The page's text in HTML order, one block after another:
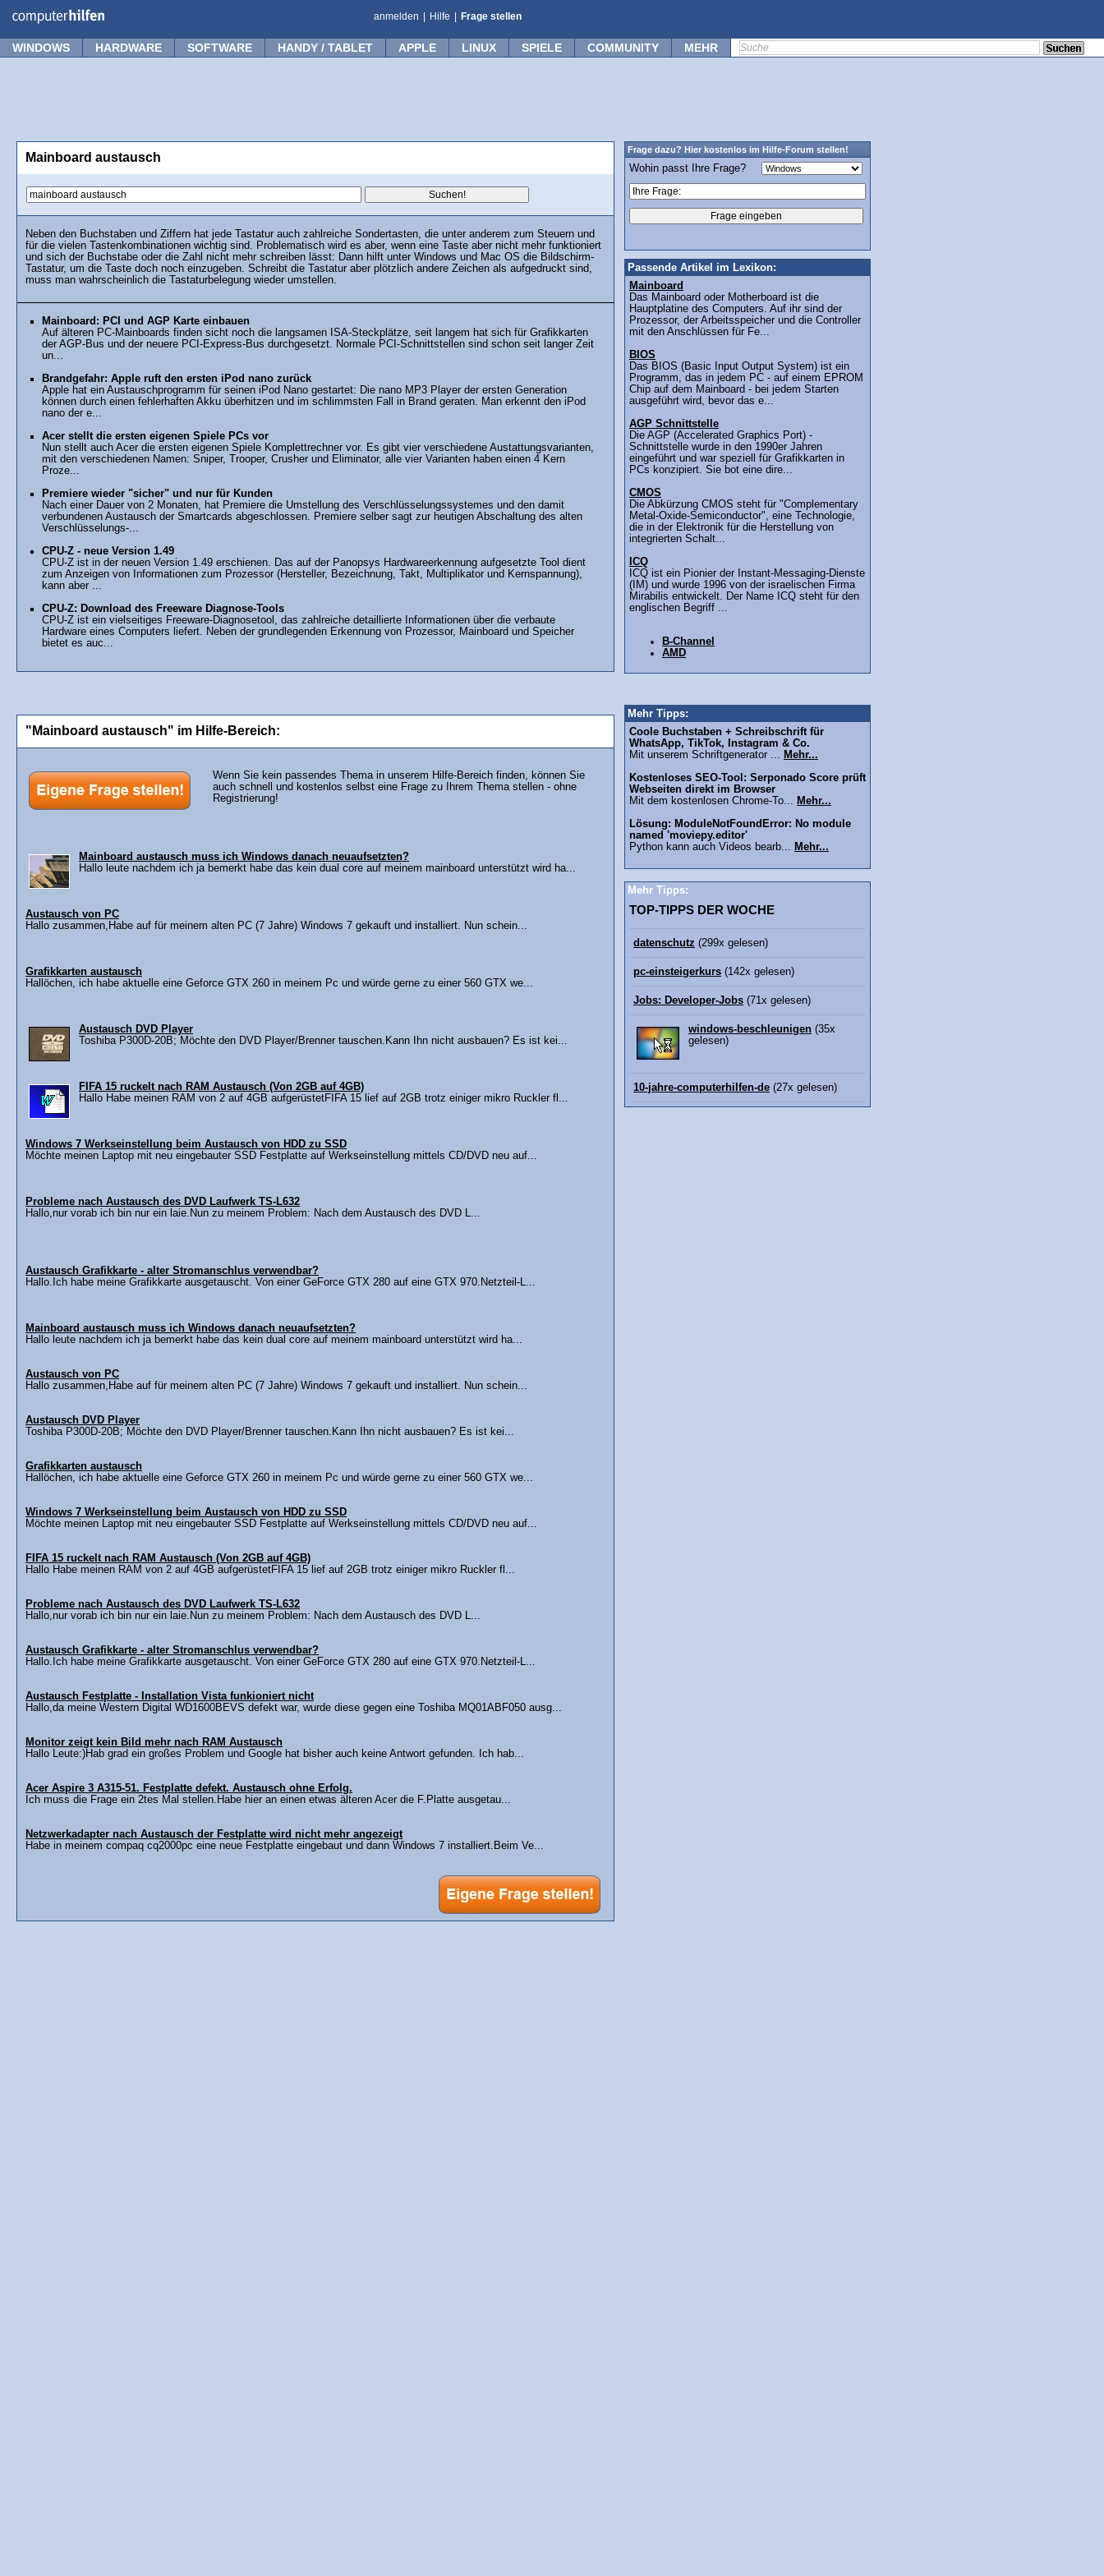
anmelden Hilfe Frage stellen
WINDOWS HARDWARE SOFTWARE HANDY / TABLET APPLE LINUX SPIELE COMMUNITY MEHR
Mainboard austausch
Neben den Buchstaben und Ziffern hat jede Tastatur auch zahlreiche Sondertasten, die unter anderem zum Steuern und
für die vielen Tastenkombinationen wichtig sind. Problematisch wird es aber, wenn eine Taste aber nicht mehr funktioniert
und sich der Buchstabe oder die Zahl nicht mehr schreiben lässt: Dann hilft unter Windows und Mac OS die Bildschirm-
Tastatur, um die Taste doch noch einzugeben. Schreibt die Tastatur aber plötzlich andere Zeichen als aufgedruckt sind,
muss man wahrscheinlich die Tastaturbelegung wieder umstellen.
Mainboard: PCI und AGP Karte einbauen
Auf älteren PC-Mainboards finden sicht noch die langsamen ISA-Steckplätze, seit langem hat sich für Grafikkarten
der AGP-Bus und der neuere PCI-Express-Bus durchgesetzt. Normale PCI-Schnittstellen sind schon seit langer Zeit
un...
Brandgefahr: Apple ruft den ersten iPod nano zurück
Apple hat ein Austauschprogramm für seinen iPod Nano gestartet: Die nano MP3 Player der ersten Generation
können durch einen fehlerhaften Akku überhitzen und im schlimmsten Fall in Brand geraten. Man erkennt den iPod
nano der e...
Acer stellt die ersten eigenen Spiele PCs vor
Nun stellt auch Acer die ersten eigenen Spiele Komplettrechner vor. Es gibt vier verschiedene Austattungsvarianten,
mit den verschiedenen Namen: Sniper, Trooper, Crusher und Eliminator, alle vier Varianten haben einen 4 Kern
Proze...
Premiere wieder "sicher" und nur für Kunden
Nach einer Dauer von 2 Monaten, hat Premiere die Umstellung des Verschlüsselungssystemes und den damit
verbundenen Austausch der Smartcards abgeschlossen. Premiere selber sagt zur heutigen Abschaltung des alten
Verschlüsselungs-...
CPU-Z - neue Version 1.49
CPU-Z ist in der neuen Version 1.49 erschienen. Das auf der Panopsys Hardwareerkennung aufgesetzte Tool dient
zum Anzeigen von Informationen zum Prozessor (Hersteller, Bezeichnung, Takt, Multiplikator und Kernspannung),
kann aber ...
CPU-Z: Download des Freeware Diagnose-Tools
CPU-Z ist ein vielseitiges Freeware-Diagnosetool, das zahlreiche detaillierte Informationen über die verbaute
Hardware eines Computers liefert. Neben der grundlegenden Erkennung von Prozessor, Mainboard und Speicher
bietet es auc...
"Mainboard austausch" im Hilfe-Bereich:
Wenn Sie kein passendes Thema in unserem Hilfe-Bereich finden, können Sie
auch schnell und kostenlos selbst eine Frage zu Ihrem Thema stellen - ohne
Registrierung!
Mainboard austausch muss ich Windows danach neuaufsetzten?
Hallo leute nachdem ich ja bemerkt habe das kein dual core auf meinem mainboard unterstützt wird ha...
Austausch von PC
Hallo zusammen,Habe auf für meinem alten PC (7 Jahre) Windows 7 gekauft und installiert. Nun schein...
Grafikkarten austausch
Hallöchen, ich habe aktuelle eine Geforce GTX 260 in meinem Pc und würde gerne zu einer 560 GTX we...
Austausch DVD Player
Toshiba P300D-20B; Möchte den DVD Player/Brenner tauschen.Kann Ihn nicht ausbauen? Es ist kei...
FIFA 15 ruckelt nach RAM Austausch (Von 2GB auf 4GB)
Hallo Habe meinen RAM von 2 auf 4GB aufgerüstetFIFA 15 lief auf 2GB trotz einiger mikro Ruckler fl...
Windows 7 Werkseinstellung beim Austausch von HDD zu SSD
Möchte meinen Laptop mit neu eingebauter SSD Festplatte auf Werkseinstellung mittels CD/DVD neu auf...
Probleme nach Austausch des DVD Laufwerk TS-L632
Hallo,nur vorab ich bin nur ein laie.Nun zu meinem Problem: Nach dem Austausch des DVD L...
Austausch Grafikkarte - alter Stromanschlus verwendbar?
Hallo.Ich habe meine Grafikkarte ausgetauscht. Von einer GeForce GTX 280 auf eine GTX 970.Netzteil-L...
Mainboard austausch muss ich Windows danach neuaufsetzten?
Hallo leute nachdem ich ja bemerkt habe das kein dual core auf meinem mainboard unterstützt wird ha...
Austausch von PC
Hallo zusammen,Habe auf für meinem alten PC (7 Jahre) Windows 7 gekauft und installiert. Nun schein...
Austausch DVD Player
Toshiba P300D-20B; Möchte den DVD Player/Brenner tauschen.Kann Ihn nicht ausbauen? Es ist kei...
Grafikkarten austausch
Hallöchen, ich habe aktuelle eine Geforce GTX 260 in meinem Pc und würde gerne zu einer 560 GTX we...
Windows 7 Werkseinstellung beim Austausch von HDD zu SSD
Möchte meinen Laptop mit neu eingebauter SSD Festplatte auf Werkseinstellung mittels CD/DVD neu auf...
FIFA 15 ruckelt nach RAM Austausch (Von 2GB auf 4GB)
Hallo Habe meinen RAM von 2 auf 4GB aufgerüstetFIFA 15 lief auf 2GB trotz einiger mikro Ruckler fl...
Probleme nach Austausch des DVD Laufwerk TS-L632
Hallo,nur vorab ich bin nur ein laie.Nun zu meinem Problem: Nach dem Austausch des DVD L...
Austausch Grafikkarte - alter Stromanschlus verwendbar?
Hallo.Ich habe meine Grafikkarte ausgetauscht. Von einer GeForce GTX 280 auf eine GTX 970.Netzteil-L...
Austausch Festplatte - Installation Vista funkioniert nicht
Hallo,da meine Western Digital WD1600BEVS defekt war, wurde diese gegen eine Toshiba MQ01ABF050 ausg...
Monitor zeigt kein Bild mehr nach RAM Austausch
Hallo Leute:)Hab grad ein großes Problem und Google hat bisher auch keine Antwort gefunden. Ich hab...
Acer Aspire 3 A315-51. Festplatte defekt. Austausch ohne Erfolg.
Ich muss die Frage ein 2tes Mal stellen.Habe hier an einen etwas älteren Acer die F.Platte ausgetau...
Netzwerkadapter nach Austausch der Festplatte wird nicht mehr angezeigt
Habe in meinem compaq cq2000pc eine neue Festplatte eingebaut und dann Windows 7 installiert.Beim Ve...
Frage dazu? Hier kostenlos im Hilfe-Forum stellen!
Wohin passt Ihre Frage?
Passende Artikel im Lexikon:
Mainboard
Das Mainboard oder Motherboard ist die
Hauptplatine des Computers. Auf ihr sind der
Prozessor, der Arbeitsspeicher und die Controller
mit den Anschlüssen für Fe...
BIOS
Das BIOS (Basic Input Output System) ist ein
Programm, das in jedem PC - auf einem EPROM
Chip auf dem Mainboard - bei jedem Starten
ausgeführt wird, bevor das e...
AGP Schnittstelle
Die AGP (Accelerated Graphics Port) -
Schnittstelle wurde in den 1990er Jahren
eingeführt und war speziell für Grafikkarten in
PCs konzipiert. Sie bot eine dire...
CMOS
Die Abkürzung CMOS steht für "Complementary
Metal-Oxide-Semiconductor", eine Technologie,
die in der Elektronik für die Herstellung von
integrierten Schalt...
ICQ
ICQ ist ein Pionier der Instant-Messaging-Dienste
(IM) und wurde 1996 von der israelischen Firma
Mirabilis entwickelt. Der Name ICQ steht für den
englischen Begriff ...
B-Channel
AMD
Mehr Tipps:
Coole Buchstaben + Schreibschrift für
WhatsApp, TikTok, Instagram & Co.
Mit unserem Schriftgenerator ... Mehr...
Kostenloses SEO-Tool: Serponado Score prüft
Webseiten direkt im Browser
Mit dem kostenlosen Chrome-To... Mehr...
Lösung: ModuleNotFoundError: No module
named 'moviepy.editor'
Python kann auch Videos bearb... Mehr...
Mehr Tipps:
TOP-TIPPS DER WOCHE
datenschutz (299x gelesen)
pc-einsteigerkurs (142x gelesen)
Jobs: Developer-Jobs (71x gelesen)
windows-beschleunigen (35x
gelesen)
10-jahre-computerhilfen-de (27x gelesen)